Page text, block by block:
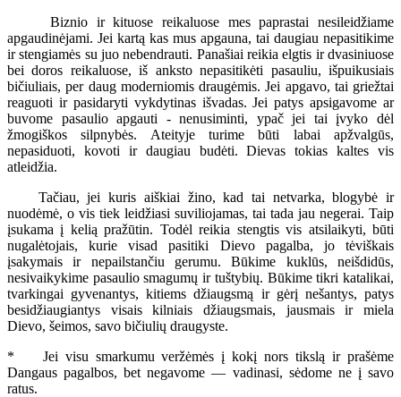
Biznio ir kituose reikaluose mes paprastai nesileidžiame
apgaudinėjami. Jei kartą kas mus apgauna, tai daugiau nepasitikime
ir stengiamės su juo nebendrauti. Panašiai reikia elgtis ir dvasiniuose
bei doros reikaluose, iš anksto nepasitikėti pasauliu, išpuikusiais
bičiuliais, per daug moderniomis draugėmis. Jei apgavo, tai griežtai
reaguoti ir pasidaryti vykdytinas išvadas. Jei patys apsigavome ar
buvome pasaulio apgauti - nenusiminti, ypač jei tai įvyko dėl
žmogiškos silpnybės. Ateityje turime būti labai apžvalgūs,
nepasiduoti, kovoti ir daugiau budėti. Dievas tokias kaltes vis
atleidžia.
Tačiau, jei kuris aiškiai žino, kad tai netvarka, blogybė ir
nuodėmė, o vis tiek leidžiasi suviliojamas, tai tada jau negerai. Taip
įsukama į kelią pražūtin. Todėl reikia stengtis vis atsilaikyti, būti
nugalėtojais, kurie visad pasitiki Dievo pagalba, jo tėviškais
įsakymais ir nepailstančiu gerumu. Būkime kuklūs, neišdidūs,
nesivaikykime pasaulio smagumų ir tuštybių. Būkime tikri katalikai,
tvarkingai gyvenantys, kitiems džiaugsmą ir gėrį nešantys, patys
besidžiaugiantys visais kilniais džiaugsmais, jausmais ir miela
Dievo, šeimos, savo bičiulių draugyste.
* Jei visu smarkumu veržėmės į kokį nors tikslą ir prašėme
Dangaus pagalbos, bet negavome — vadinasi, sėdome ne į savo
ratus.